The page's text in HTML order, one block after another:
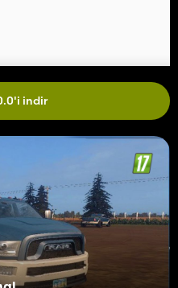
indir